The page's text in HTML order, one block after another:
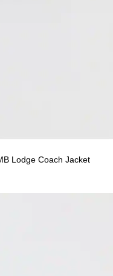
Lodge Coach Jacket